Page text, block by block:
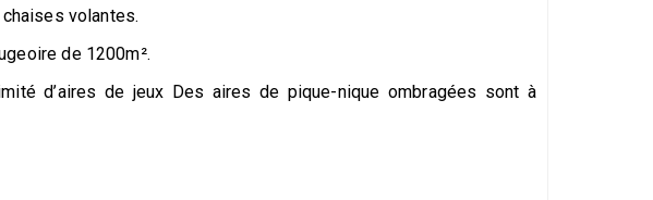
volantes.
de 1200m².
d’aires de jeux Des aires de pique-nique ombragées sont à